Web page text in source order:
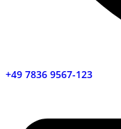
+49 7836 9567-123